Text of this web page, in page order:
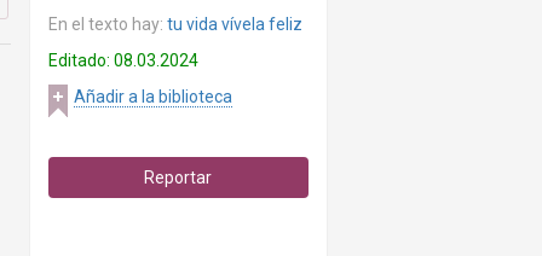
En el texto hay: tu vida vívela feliz
Editado: 08.03.2024
Añadir a la biblioteca
Reportar